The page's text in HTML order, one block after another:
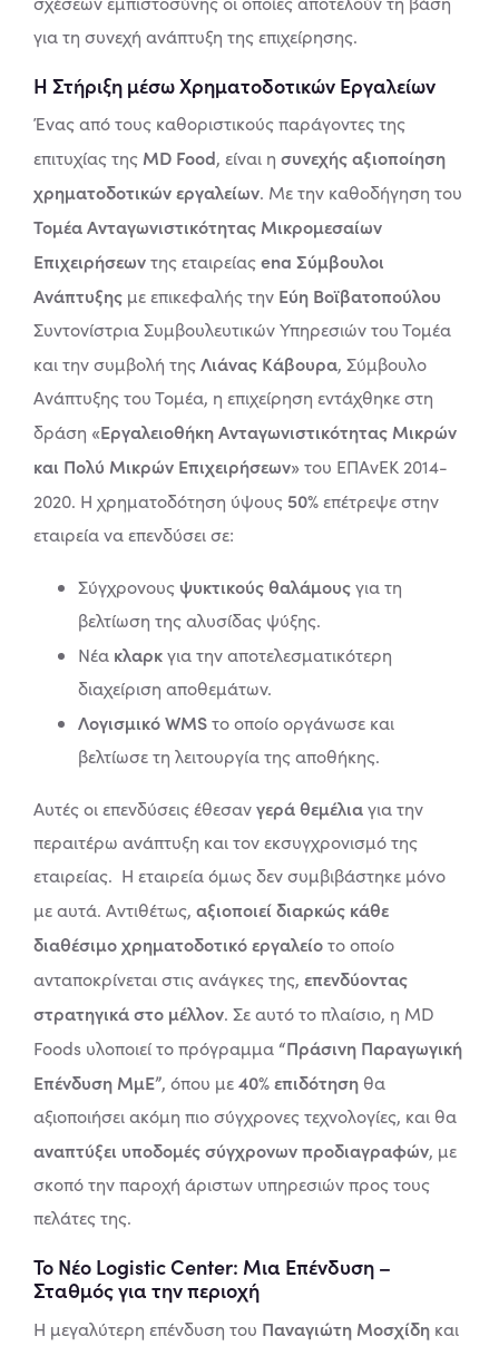
για τη συνεχή ανάπτυξη της επιχείρησης.
Η Στήριξη μέσω Χρηματοδοτικών Εργαλείων
Ένας από τους καθοριστικούς παράγοντες της
επιτυχίας της MD Food, είναι η συνεχής αξιοποίηση
χρηματοδοτικών εργαλείων. Με την καθοδήγηση του
Τομέα Ανταγωνιστικότητας Μικρομεσαίων
Επιχειρήσεωντης εταιρείαςena Σύμβουλοι
Ανάπτυξης με επικεφαλής την Εύη Βοϊβατοπούλου
Συντονίστρια Συμβουλευτικών Υπηρεσιών του Τομέα
και την συμβολή τηςΛιάνας Κάβουρα, Σύμβουλο
Ανάπτυξης του Τομέα, η επιχείρηση εντάχθηκε στη
δράση «Εργαλειοθήκη Ανταγωνιστικότητας Μικρών
και Πολύ Μικρών Επιχειρήσεων»του ΕΠΑνΕΚ 2014-
2020. Η χρηματοδότηση ύψους 50%επέτρεψε στην
εταιρεία να επενδύσει σε:
Σύγχρονουςψυκτικούς θαλάμουςγια τη
βελτίωση της αλυσίδας ψύξης.
Νέα κλαρκγια την αποτελεσματικότερη
διαχείριση αποθεμάτων.
Λογισμικό WMSτο οποίο οργάνωσε και
βελτίωσε τη λειτουργία της αποθήκης.
Αυτές οι επενδύσεις έθεσανγερά θεμέλιαγια την
περαιτέρω ανάπτυξη και τον εκσυγχρονισμό της
εταιρείας. Η εταιρεία όμως δεν συμβιβάστηκε μόνο
με αυτά. Αντιθέτως, αξιοποιεί διαρκώς κάθε
διαθέσιμο χρηματοδοτικό εργαλείοτο οποίο
ανταποκρίνεται στις ανάγκες της, επενδύοντας
στρατηγικά στο μέλλον. Σε αυτό το πλαίσιο, η MD
Foods υλοποιεί το πρόγραμμα “Πράσινη Παραγωγική
Επένδυση ΜμΕ”, όπου με40% επιδότηση θα
αξιοποιήσει ακόμη πιο σύγχρονες τεχνολογίες, και θα
αναπτύξει υποδομές σύγχρονων προδιαγραφών, με
σκοπό την παροχή άριστων υπηρεσιών προς τους
πελάτες της.
Το Νέο Logistic Center: Μια Επένδυση –
Σταθμός για την περιοχή
Η μεγαλύτερη επένδυση του Παναγιώτη Μοσχίδη και